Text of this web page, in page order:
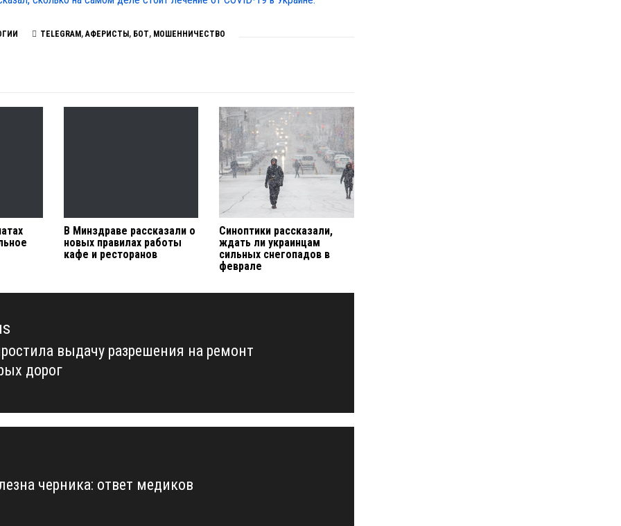
TELEGRAM ,АФЕРИСТЫ , БОТ, МОШЕННИЧЕСТВО
В Минздраве рассказали о
новых правилах работы
кафе и ресторанов
Синоптики рассказали,
ждать ли украинцам
сильных снегопадов в
феврале
выдачу разрешения на ремонт
дорог
черника: ответ медиков